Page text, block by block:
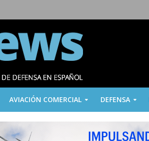
AVIACIÓN COMERCIAL DEFENSA